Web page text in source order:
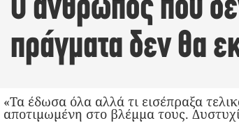
Ο άνθρωπος που
πράγματα δεν θα
«Τα έδωσα όλα αλλά τι εισέπραξα
αποτιμωμένη στο βλέμμα τους.